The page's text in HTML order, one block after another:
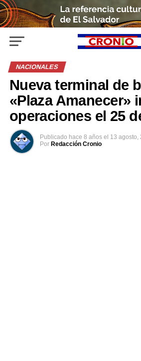
NACIONALES
Nueva terminal de
«Plaza Amanecer»
operaciones el 25
Publicado hace 8 años el 13 agosto,
Por Redacción Cronio